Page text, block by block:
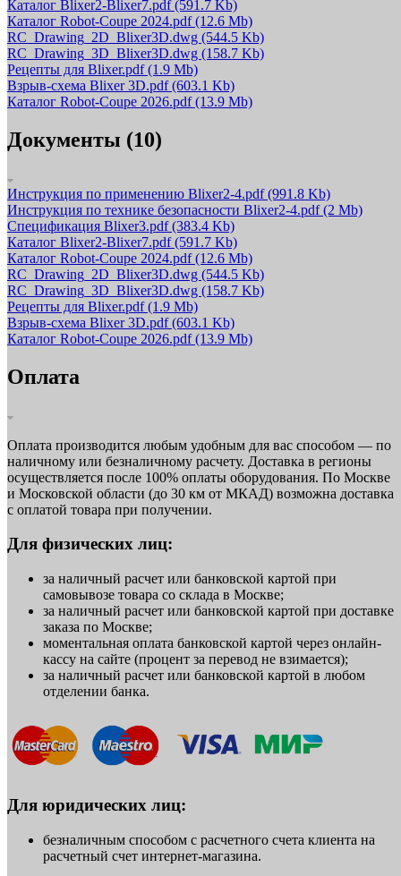
Каталог Blixer2-Blixer7.pdf(591.7 Kb)
Каталог Robot-Coupe 2024.pdf(12.6 Mb)
RC_Drawing_2D_Blixer3D.dwg (544.5 Kb)
RC_Drawing_3D_Blixer3D.dwg (158.7 Kb)
Рецепты для Blixer.pdf(1.9 Mb)
Взрыв-схема Blixer 3D.pdf(603.1 Kb)
Каталог Robot-Coupe 2026.pdf(13.9 Mb)
Документы (10)
Инструкция по применению Blixer2-4.pdf(991.8 Kb)
Инструкция по технике безопасности Blixer2-4.pdf(2 Mb)
Спецификация Blixer3.pdf(383.4 Kb)
Каталог Blixer2-Blixer7.pdf(591.7 Kb)
Каталог Robot-Coupe 2024.pdf(12.6 Mb)
RC_Drawing_2D_Blixer3D.dwg (544.5 Kb)
RC_Drawing_3D_Blixer3D.dwg (158.7 Kb)
Рецепты для Blixer.pdf(1.9 Mb)
Взрыв-схема Blixer 3D.pdf(603.1 Kb)
Каталог Robot-Coupe 2026.pdf(13.9 Mb)
Оплата
Оплата производится любым удобным для вас способом — по
наличному или безналичному расчету. Доставка в регионы
осуществляется после 100% оплаты оборудования. По Москве
и Московской области (до 30 км от МКАД) возможна доставка
с оплатой товара при получении.
Для физических лиц:
за наличный расчет или банковской картой при
самовывозе товара со склада в Москве;
за наличный расчет или банковской картой при доставке
заказа по Москве;
моментальная оплата банковской картой через онлайн-
кассу на сайте (процент за перевод не взимается);
за наличный расчет или банковской картой в любом
отделении банка.
Для юридических лиц:
безналичным способом с расчетного счета клиента на
расчетный счет интернет-магазина.